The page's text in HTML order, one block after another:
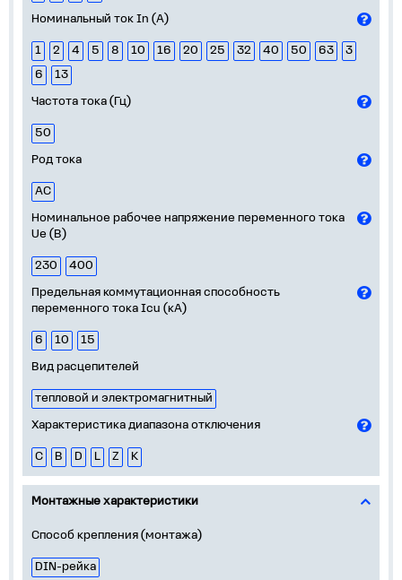
Номинальный ток In (А)
1 2 4 5 8 10 16 20 25 32 40 50 63
3
6
13
Частота тока (Гц)
50
Род тока
AC
Номинальное рабочее напряжение переменного тока
Ue (В)
230
400
Предельная коммутационная способность
переменного тока Icu (кА)
6 10
15
Вид расцепителей
тепловой и электромагнитный
Характеристика диапазона отключения
C B D L Z K
Монтажные характеристики
Способ крепления (монтажа)
DIN-рейка